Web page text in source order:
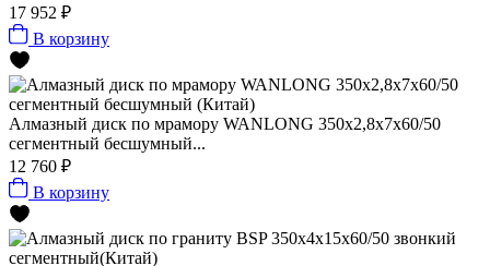
17 952 ₽
В корзину
Алмазный диск по мрамору WANLONG 350х2,8х7х60/50
сегментный бесшумный...
12 760 ₽
В корзину